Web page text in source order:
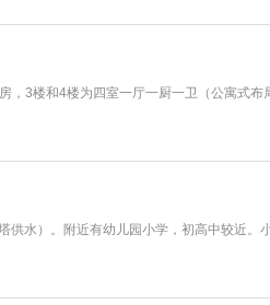
，3楼和4楼为四室一厅一厨一卫（公寓式布
世界、健康路小学
供水）。附近有幼儿园小学，初高中较近。